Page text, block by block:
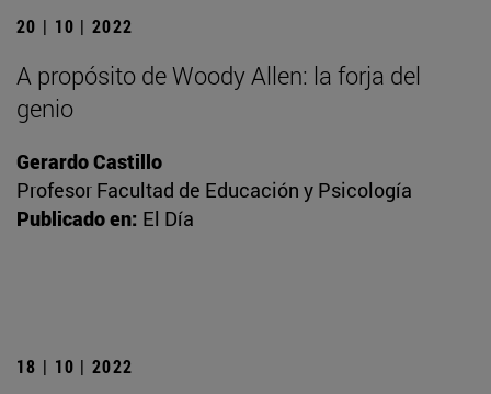
20 | 10 | 2022
A propósito de Woody Allen: la forja del
genio
Gerardo Castillo
Profesor Facultad de Educación y Psicología
Publicado en: El Día
18 | 10 | 2022